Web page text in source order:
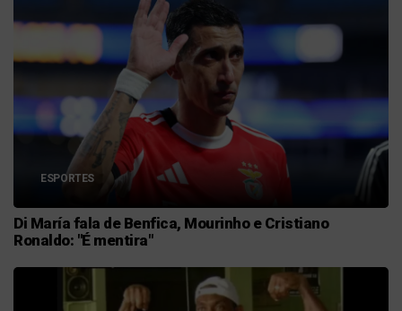
ESPORTES
Di María fala de Benfica, Mourinho e Cristiano
Ronaldo: "É mentira"